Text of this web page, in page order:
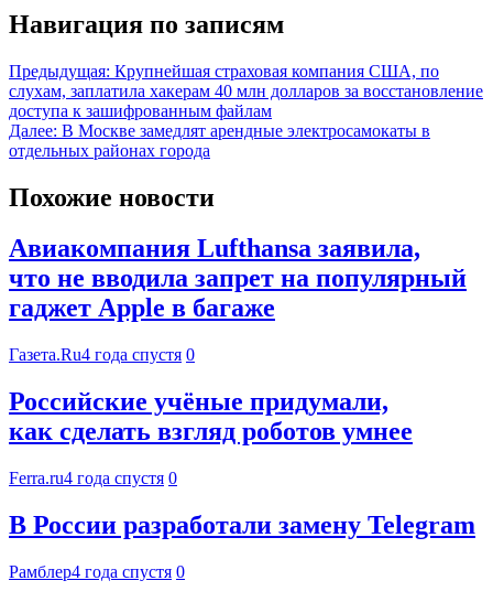
Навигация по записям
Предыдущая: Крупнейшая страховая компания США, по
слухам, заплатила хакерам 40 млн долларов за восстановление
доступа к зашифрованным файлам
Далее: В Москве замедлят арендные электросамокаты в
отдельных районах города
Похожие новости
Авиакомпания Lufthansa заявила,
что не вводила запрет на популярный
гаджет Apple в багаже
Газета.Ru4 года спустя 0
Российские учёные придумали,
как сделать взгляд роботов умнее
Ferra.ru4 года спустя 0
В России разработали замену Telegram
Рамблер4 года спустя 0